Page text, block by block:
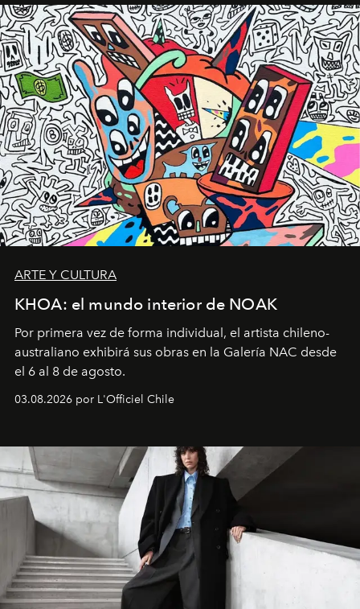
ARTE Y CULTURA
KHOA: el mundo interior de NOAK
Por primera vez de forma individual, el artista chileno-
australiano exhibirá sus obras en la Galería NAC desde
el 6 al 8 de agosto.
03.08.2026 por L'Officiel Chile